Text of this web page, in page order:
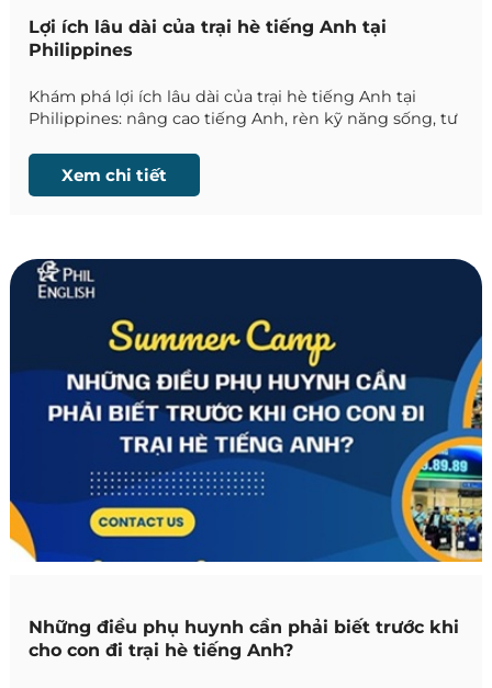
Lợi ích lâu dài của trại hè tiếng Anh tại
Philippines
Khám phá lợi ích lâu dài của trại hè tiếng Anh tại
Philippines: nâng cao tiếng Anh, rèn kỹ năng sống, tư
nghiệm đáng nhớ.
Xem chi tiết
Những điều phụ huynh cần phải biết trước khi
cho con đi trại hè tiếng Anh?